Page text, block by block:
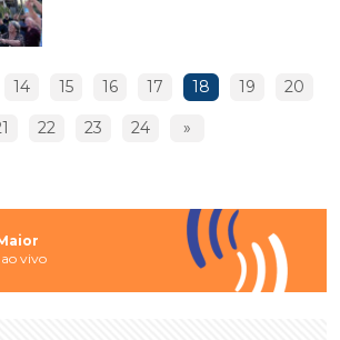
14 15 16 17 18 19 20
22 23 24 »
vivo